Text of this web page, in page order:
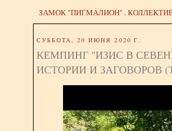
ЗАМОК "ПИГМАЛИОН" .
СУББОТА, 20 ИЮНЯ 2020 Г.
КЕМПИНГ "ИЗИС В
ИСТОРИИ И ЗАГОВОРОВ